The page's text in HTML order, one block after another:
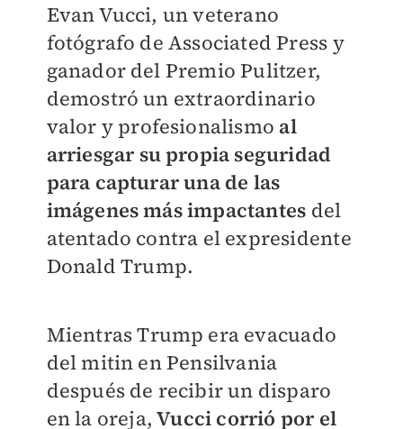
Evan Vucci, un veterano
fotógrafo de Associated Press y
ganador del Premio Pulitzer,
demostró un extraordinario
valor y profesionalismo al
arriesgar su propia seguridad
para capturar una de las
imágenes más impactantes del
atentado contra el expresidente
Donald Trump.
Mientras Trump era evacuado
del mitin en Pensilvania
después de recibir un disparo
en la oreja, Vucci corrió por el